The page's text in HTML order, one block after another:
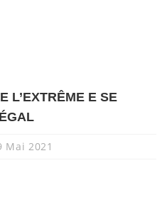
L’EXTRÊME E SE
Mai 2021